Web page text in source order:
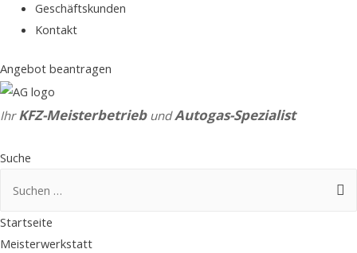
Geschäftskunden
Kontakt
Angebot beantragen
IhrKFZ-Meisterbetrieb undAutogas-Spezialist
Suche
Startseite
Meisterwerkstatt